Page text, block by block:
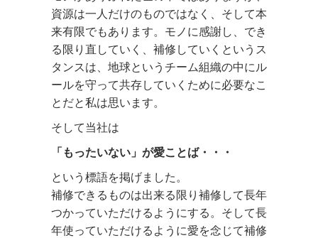
資源は一人だけのものではなく、そして本
来有限でもあります。モノに感謝し、でき
る限り直していく、補修していくというス
タンスは、地球というチーム組織の中にル
ールを守って共存していくために必要なこ
とだと私は思います。
そして当社は
「もったいない」が愛ことば・・・
という標語を掲げました。
補修できるものは出来る限り補修して長年
つかっていただけるようにする。そして長
年使っていただけるように愛を念じて補修